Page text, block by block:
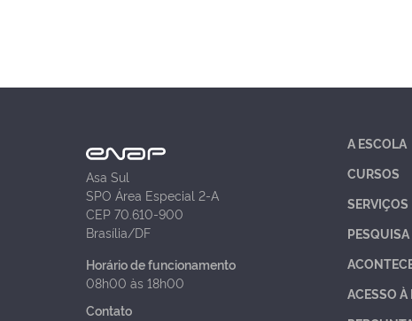
Asa Sul
SPO Área Especial 2-A
CEP 70.610-900
Brasília/DF
Horário de funcionamento
08h00 às 18h00
Contato
A ESCOLA
CURSOS
SERVIÇOS
ACESSO